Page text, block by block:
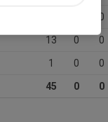
0
13 0 0
1 0 0
45 0 0